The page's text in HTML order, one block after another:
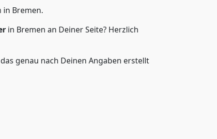
Bremen.
in Bremen an Deiner Seite? Herzlich
genau nach Deinen Angaben erstellt